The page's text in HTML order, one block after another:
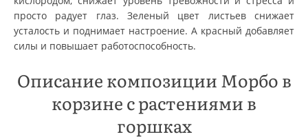
просто радует глаз. Зеленый цвет листьев снижает
усталость и поднимает настроение. А красный добавляет
силы и повышает работоспособность.
Описание композиции Морбо в
корзине с растениями в
горшках